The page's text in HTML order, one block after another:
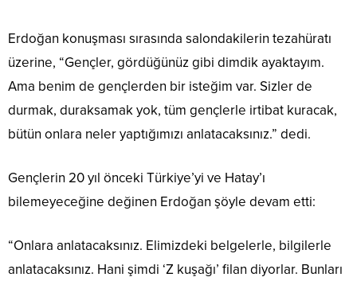
Erdoğan konuşması sırasında salondakilerin tezahüratı
üzerine, “Gençler, gördüğünüz gibi dimdik ayaktayım.
Ama benim de gençlerden bir isteğim var. Sizler de
durmak, duraksamak yok, tüm gençlerle irtibat kuracak,
bütün onlara neler yaptığımızı anlatacaksınız.” dedi.
Gençlerin 20 yıl önceki Türkiye’yi ve Hatay’ı
bilemeyeceğine değinen Erdoğan şöyle devam etti:
“Onlara anlatacaksınız. Elimizdeki belgelerle, bilgilerle
anlatacaksınız. Hani şimdi ‘Z kuşağı’ filan diyorlar. Bunları